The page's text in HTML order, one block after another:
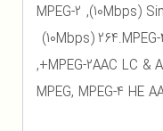
Simple/Main/Advance Profile Level3 ‏(‏10Mbps‏)‏‏,‏ MPEG‎-2
قابلیت پشتیبانی از فرمت‌های صوتی MPEG‎-2AAC LC & AAC+‏,‏
MPEG‎-4 AAC/AAC+‏,‏ MPEG‎-4 HE AAC V1.0 & V2.0 ‏,‏MPEG